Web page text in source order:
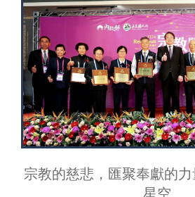
宗教的慈悲，匯聚奉獻的
星空